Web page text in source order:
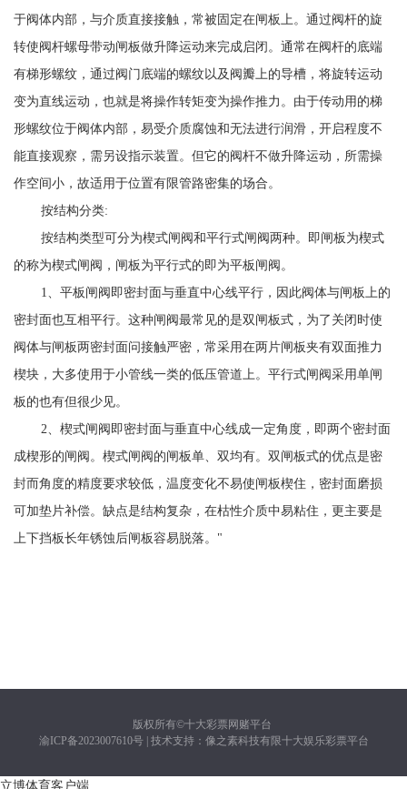
于阀体内部，与介质直接接触，常被固定在闸板上。通过阀杆的旋
转使阀杆螺母带动闸板做升降运动来完成启闭。通常在阀杆的底端
有梯形螺纹，通过阀门底端的螺纹以及阀瓣上的导槽，将旋转运动
变为直线运动，也就是将操作转矩变为操作推力。由于传动用的梯
形螺纹位于阀体内部，易受介质腐蚀和无法进行润滑，开启程度不
能直接观察，需另设指示装置。但它的阀杆不做升降运动，所需操
作空间小，故适用于位置有限管路密集的场合。
按结构分类:
按结构类型可分为楔式闸阀和平行式闸阀两种。即闸板为楔式
的称为楔式闸阀，闸板为平行式的即为平板闸阀。
1、平板闸阀即密封面与垂直中心线平行，因此阀体与闸板上的
密封面也互相平行。这种闸阀最常见的是双闸板式，为了关闭时使
阀体与闸板两密封面问接触严密，常采用在两片闸板夹有双面推力
楔块，大多使用于小管线一类的低压管道上。平行式闸阀采用单闸
板的也有但很少见。
2、楔式闸阀即密封面与垂直中心线成一定角度，即两个密封面
成楔形的闸阀。楔式闸阀的闸板单、双均有。双闸板式的优点是密
封而角度的精度要求较低，温度变化不易使闸板楔住，密封面磨损
可加垫片补偿。缺点是结构复杂，在枯性介质中易粘住，更主要是
上下挡板长年锈蚀后闸板容易脱落。"
版权所有©十大彩票网赌平台 ​​
渝ICP备2023007610号 | 技术支持：像之素科技有限十大娱乐彩票平台
立博体育客户端